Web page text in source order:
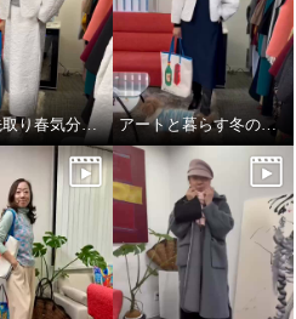
気分を先取り春気分コーデ^_^ アートと暮らす冬のワンシーン。